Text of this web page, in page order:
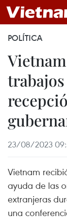
POLÍTICA
23/08/2023
Vietnam
ayuda de las
extranjeras
una